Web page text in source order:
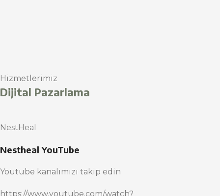
Hizmetlerimiz
Dijital Pazarlama
NestHeal
Nestheal YouTube
Youtube kanalımızı takip edin
https://www.youtube.com/watch?